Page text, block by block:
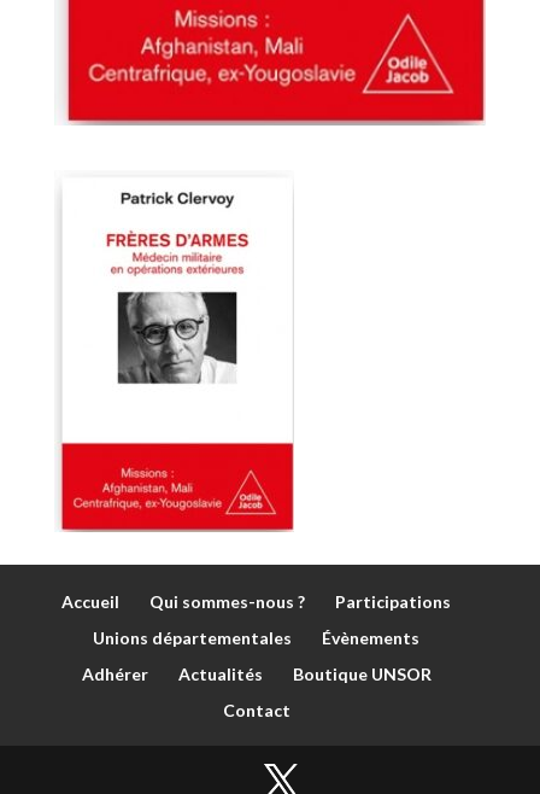
Accueil Qui sommes-nous ?
Participations
Unions départementales
Évènements
Adhérer
Actualités
Boutique UNSOR
Contact